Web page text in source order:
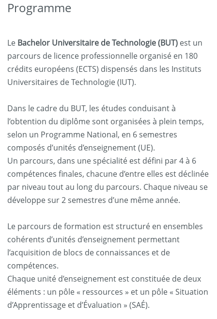
Programme
Le Bachelor Universitaire de Technologie (BUT) est un
parcours de licence professionnelle organisé en 180
crédits européens (ECTS) dispensés dans les Instituts
Universitaires de Technologie (IUT).
Dans le cadre du BUT, les études conduisant à
l’obtention du diplôme sont organisées à plein temps,
selon un Programme National, en 6 semestres
composés d’unités d’enseignement (UE).
Un parcours, dans une spécialité est défini par 4 à 6
compétences finales, chacune d’entre elles est déclinée
par niveau tout au long du parcours. Chaque niveau se
développe sur 2 semestres d’une même année.
Le parcours de formation est structuré en ensembles
cohérents d’unités d’enseignement permettant
l’acquisition de blocs de connaissances et de
compétences.
Chaque unité d’enseignement est constituée de deux
éléments : un pôle « ressources » et un pôle « Situation
d’Apprentissage et d’Évaluation » (SAÉ).